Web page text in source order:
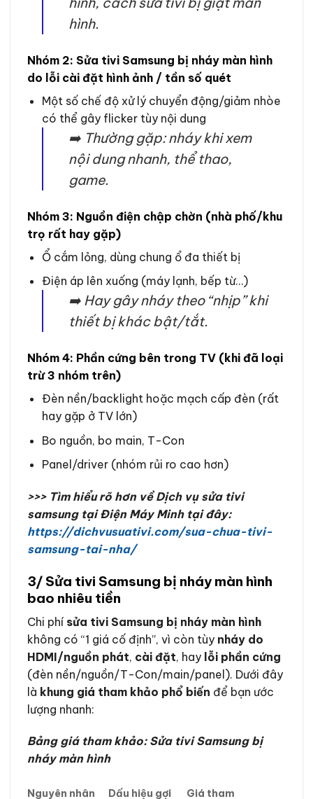
hình.
Nhóm 2: Sửa tivi Samsung bị nháy màn hình
do lỗi cài đặt hình ảnh / tần số quét
Một số chế độ xử lý chuyển động/giảm nhòe
có thể gây flicker tùy nội dung
➡️ Thường gặp: nháy khi xem
nội dung nhanh, thể thao,
game.
Nhóm 3: Nguồn điện chập chờn (nhà phố/khu
trọ rất hay gặp)
Ổ cắm lỏng, dùng chung ổ đa thiết bị
Điện áp lên xuống (máy lạnh, bếp từ…)
➡️ Hay gây nháy theo “nhịp” khi
thiết bị khác bật/tắt.
Nhóm 4: Phần cứng bên trong TV (khi đã loại
trừ 3 nhóm trên)
Đèn nền/backlight hoặc mạch cấp đèn (rất
hay gặp ở TV lớn)
Bo nguồn, bo main, T-Con
Panel/driver (nhóm rủi ro cao hơn)
>>> Tìm hiểu rõ hơn về Dịch vụ sửa tivi
samsung tại Điện Máy Minh tại đây:
https://dichvusuativi.com/sua-chua-tivi-
samsung-tai-nha/
3/ Sửa tivi Samsung bị nháy màn hình
bao nhiêu tiền
Chi phí sửa tivi Samsung bị nháy màn hình
không có “1 giá cố định”, vì còn tùy nháy do
HDMI/nguồn phát, cài đặt, hay lỗi phần cứng
(đèn nền/nguồn/T-Con/main/panel). Dưới đây
là khung giá tham khảo phổ biến để bạn ước
lượng nhanh:
Bảng giá tham khảo: Sửa tivi Samsung bị
nháy màn hình
Nguyên nhân
Dấu hiệu gợi
Giá tham